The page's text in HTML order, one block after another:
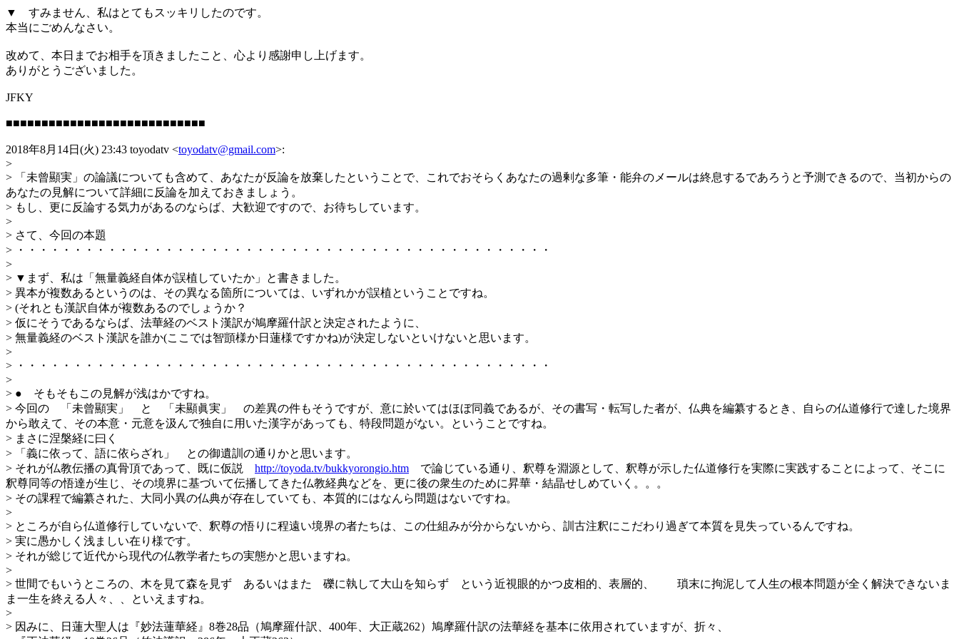
▼ すみません、私はとてもスッキリしたのです。
本当にごめんなさい。
改めて、本日までお相手を頂きましたこと、心より感謝申し上げます。
ありがとうございました。
JFKY
■■■■■■■■■■■■■■■■■■■■■■■■■■■■
2018年8月14日(火) 23:43 toyodatv <toyodatv@gmail.com>:
>
> 「未曾顯実」の論議についても含めて、あなたが反論を放棄したということで、これでおそらくあなたの過剰な多筆・能弁のメールは終息するであろうと予測できるので、当初からの
あなたの見解について詳細に反論を加えておきましょう。
> もし、更に反論する気力があるのならば、大歓迎ですので、お待ちしています。
>
> さて、今回の本題
> ・・・・・・・・・・・・・・・・・・・・・・・・・・・・・・・・・・・・・・・・・・・・・・・
>
> ▼まず、私は「無量義経自体が誤植していたか」と書きました。
> 異本が複数あるというのは、その異なる箇所については、いずれかが誤植ということですね。
> (それとも漢訳自体が複数あるのでしょうか？
> 仮にそうであるならば、法華経のベスト漢訳が鳩摩羅什訳と決定されたように、
> 無量義経のベスト漢訳を誰か(ここでは智顗様か日蓮様ですかね)が決定しないといけないと思います。
>
> ・・・・・・・・・・・・・・・・・・・・・・・・・・・・・・・・・・・・・・・・・・・・・・・
>
> ● そもそもこの見解が浅はかですね。
> 今回の 「未曾顯実」 と 「未顯眞実」 の差異の件もそうですが、意に於いてはほぼ同義であるが、その書写・転写した者が、仏典を編纂するとき、自らの仏道修行で達した境界
から敢えて、その本意・元意を汲んで独自に用いた漢字があっても、特段問題がない。ということですね。
> まさに涅槃経に曰く
> 「義に依って、語に依らざれ」 との御遺訓の通りかと思います。
> それが仏教伝播の真骨頂であって、既に仮説 http://toyoda.tv/bukkyorongio.htm で論じている通り、釈尊を淵源として、釈尊が示した仏道修行を実際に実践することによって、そこに
釈尊同等の悟達が生じ、その境界に基づいて伝播してきた仏教経典などを、更に後の衆生のために昇華・結晶せしめていく。。。
> その課程で編纂された、大同小異の仏典が存在していても、本質的にはなんら問題はないですね。
>
> ところが自ら仏道修行していないで、釈尊の悟りに程遠い境界の者たちは、この仕組みが分からないから、訓古注釈にこだわり過ぎて本質を見失っているんですね。
> 実に愚かしく浅ましい在り様です。
> それが総じて近代から現代の仏教学者たちの実態かと思いますね。
>
> 世間でもいうところの、木を見て森を見ず あるいはまた 礫に執して大山を知らず という近視眼的かつ皮相的、表層的、 瑣末に拘泥して人生の根本問題が全く解決できないま
ま一生を終える人々、、といえますね。
>
> 因みに、日蓮大聖人は『妙法蓮華経』8巻28品（鳩摩羅什訳、400年、大正蔵262）鳩摩羅什訳の法華経を基本に依用されていますが、折々、